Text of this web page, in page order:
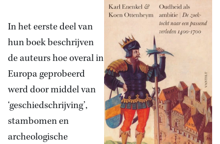
In het eerste deel van
hun boek beschrijven
de auteurs hoe overal in
Europa geprobeerd
werd door middel van
‘geschiedschrijving’,
stambomen en
archeologische